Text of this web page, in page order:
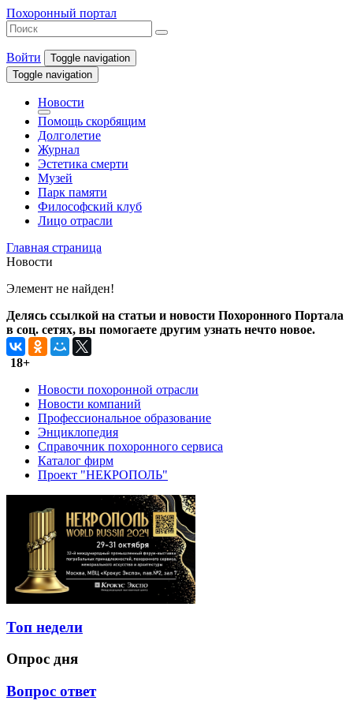
Похоронный портал
Войти
Toggle navigation
Toggle navigation
Новости
Помощь скорбящим
Долголетие
Журнал
Эстетика смерти
Музей
Парк памяти
Философский клуб
Лицо отрасли
Главная страница
Новости
Элемент не найден!
Делясь ссылкой на статьи и новости Похоронного Портала
в соц. сетях, вы помогаете другим узнать нечто новое.
18+
Новости похоронной отрасли
Новости компаний
Профессиональное образование
Энциклопедия
Справочник похоронного сервиса
Каталог фирм
Проект "НЕКРОПОЛЬ"
Топ недели
Опрос дня
Вопрос ответ